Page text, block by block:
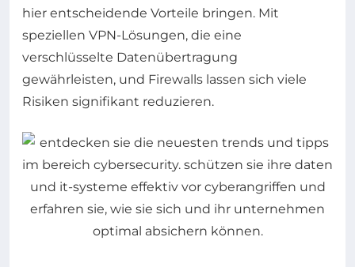
hier entscheidende Vorteile bringen. Mit
speziellen VPN-Lösungen, die eine
verschlüsselte Datenübertragung
gewährleisten, und Firewalls lassen sich viele
Risiken signifikant reduzieren.